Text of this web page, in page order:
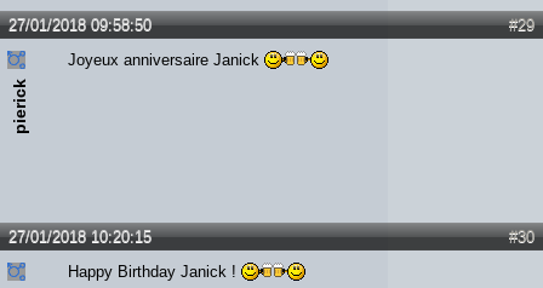
#29
27/01/2018 09:58:50
pierick
Joyeux anniversaire Janick
#30
27/01/2018 10:20:15
Happy Birthday Janick !